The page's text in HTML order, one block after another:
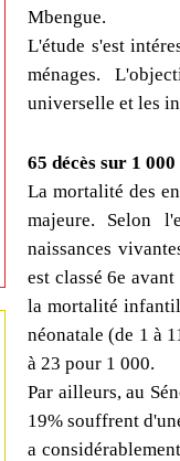
Mbengue.
L'étude s'est
ménages.
universelle et les
65 décès sur 1
La mortalité des
majeure. Selon
naissances
est classé 6e
la mortalité
néonatale (de 1 à
à 23 pour 1 000.
Par ailleurs, au
19% souffrent
a